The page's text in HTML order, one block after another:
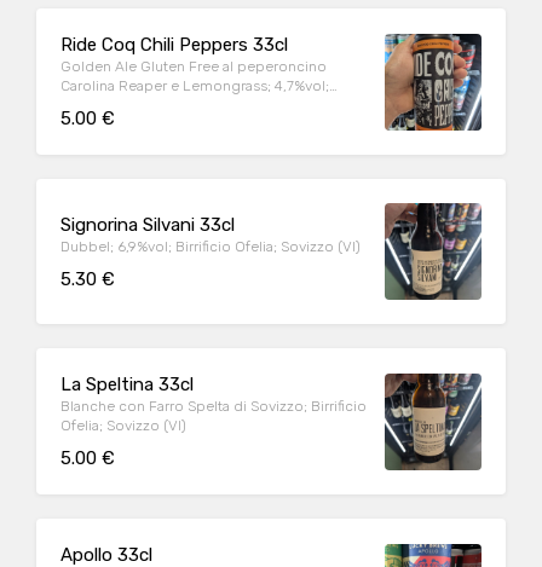
Ride Coq Chili Peppers 33cl
Golden Ale Gluten Free al peperoncino
Carolina Reaper e Lemongrass; 4,7%vol;
5.00 €
Signorina Silvani 33cl
Dubbel; 6,9%vol; Birrificio Ofelia; Sovizzo (VI)
5.30 €
La Speltina 33cl
Blanche con Farro Spelta di Sovizzo; Birrificio
Ofelia; Sovizzo (VI)
5.00 €
Apollo 33cl